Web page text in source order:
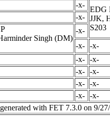
-x-
EDG
JJK,
S203
-x-
P
Singh (DM)
-x-
-x- -x-
-x- -x-
-x- -x-
-x- -x-
-x- -x-
with FET 7.3.0 on 9/